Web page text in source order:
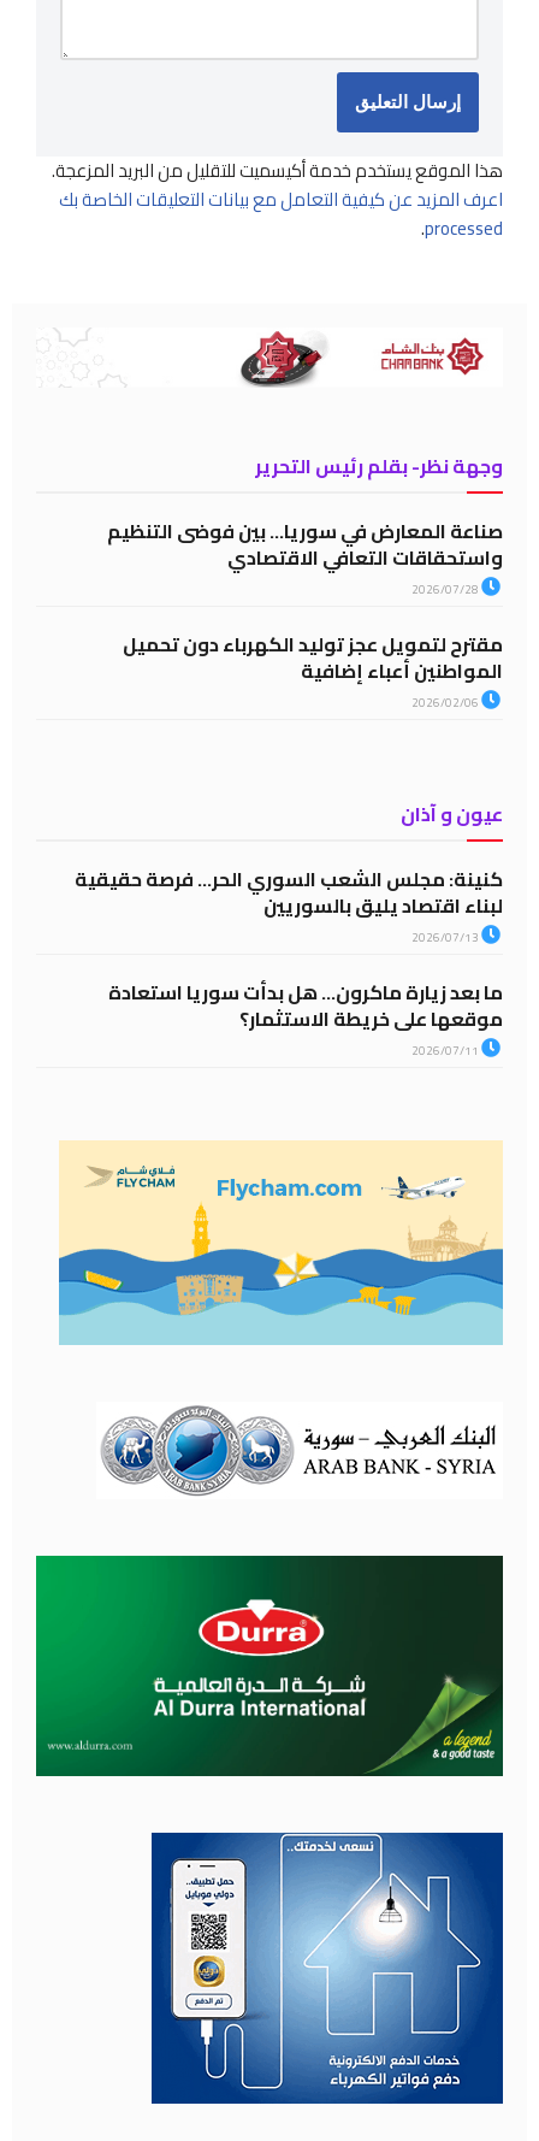
هذا الموقع يستخدم خدمة أكيسميت للتقليل من البريد المزعجة.
اعرف المزيد عن كيفية التعامل مع بيانات التعليقات الخاصة بك
processed
.
وجهة نظر- بقلم رئيس التحرير
صناعة المعارض في سوريا… بين فوضى التنظيم
واستحقاقات التعافي الاقتصادي
مقترح لتمويل عجز توليد الكهرباء دون تحميل
المواطنين أعباء إضافية
عيون و آذان
كنينة: مجلس الشعب السوري الحر… فرصة حقيقية
لبناء اقتصاد يليق بالسوريين
ما بعد زيارة ماكرون… هل بدأت سوريا استعادة
موقعها على خريطة الاستثمار؟